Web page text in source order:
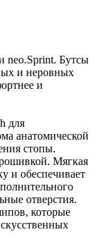
neo.Sprint. Бутсы
и неровных
и
для
анатомической
стопы.
Мягкая
и обеспечивает
отверстия.
которые